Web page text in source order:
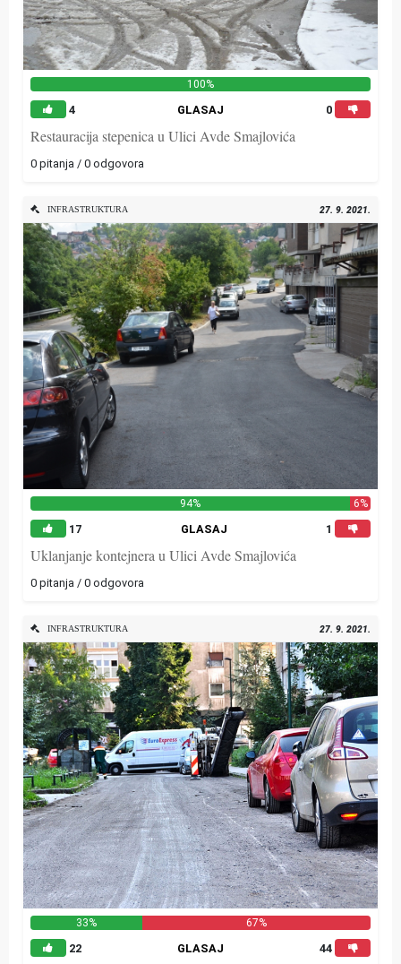
100%
4 GLASAJ 0
Restauracija stepenica u Ulici Avde Smajlovića
0 pitanja / 0 odgovora
INFRASTRUKTURA 27. 9. 2021.
94% 6%
17 GLASAJ 1
Uklanjanje kontejnera u Ulici Avde Smajlovića
0 pitanja / 0 odgovora
INFRASTRUKTURA 27. 9. 2021.
33% 67%
22 GLASAJ 44